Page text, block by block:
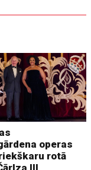
operas
rotā